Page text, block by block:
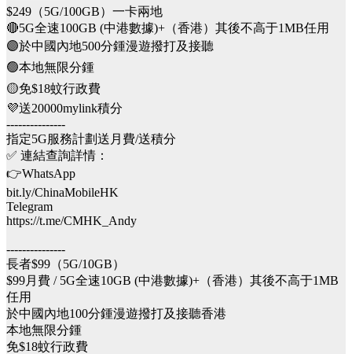
$249（5G/100GB）一卡兩地
🔴5G全速100GB (中港數據)+（香港）其後不高于1MB任用
🟣於中國內地500分鍾漫遊撥打及接聽
🟢本地無限分鍾
🟡免$18蚊行政費
💜送20000mylink積分
---------------
指定5G服務計劃送月費/送積分
✅ 連結查詢詳情：
👉WhatsApp
bit.ly/ChinaMobileHK
Telegram
https://t.me/CMHK_Andy
---------------
長者$99（5G/10GB）
$99月費 / 5G全速10GB (中港數據)+（香港）其後不高于1MB
任用
於中國內地100分鍾漫遊撥打及接聽香港
本地無限分鍾
免$18蚊行政費